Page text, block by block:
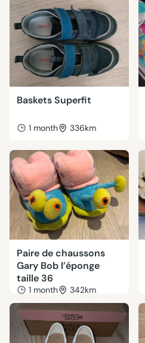
Baskets Superfit
1 month 336km
Paire de chaussons
Gary Bob l’éponge
taille 36
1 month 342km